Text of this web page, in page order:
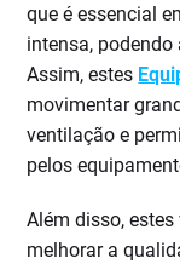
que é essencial
intensa,
Assim, estes
movimentar
ventilação e
pelos
Além disso,
melhorar a